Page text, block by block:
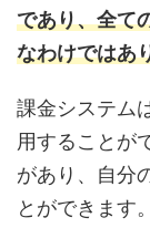
であり、全て
なわけではあ
課金システム
用することが
があり、自分
とができます